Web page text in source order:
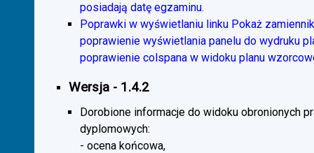
posiadają datę egzaminu.
Poprawki w wyświetlaniu linku Pokaż
poprawienie wyświetlania panelu do wydruku
poprawienie colspana w widoku planu
Wersja - 1.4.2
Dorobione informacje do widoku obronionych
dyplomowych:
- ocena końcowa,